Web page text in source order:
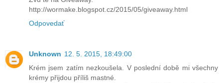
http://wormake.blogspot.cz/2015/05/giveaway.html
Odpovedať
Unknown 12. 5. 2015, 18:49:00
Krém jsem zatím nezkoušela. V poslední době mi všechny
krémy přijdou příliš mastné.